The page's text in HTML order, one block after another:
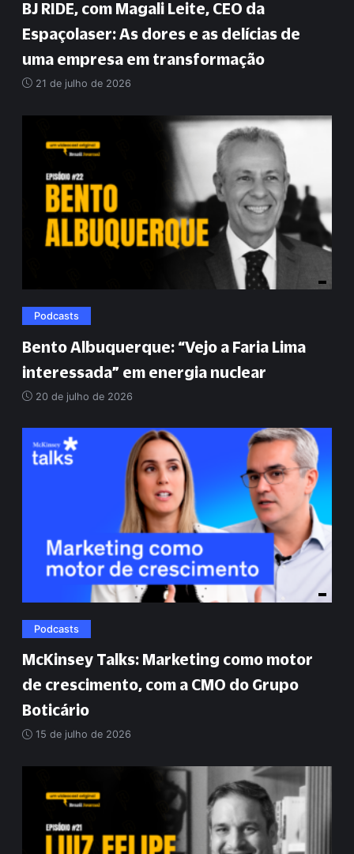
BJ RIDE, com Magali Leite, CEO da
Espaçolaser: As dores e as delícias de
uma empresa em transformação
21 de julho de 2026
Podcasts
Bento Albuquerque: “Vejo a Faria Lima
interessada” em energia nuclear
20 de julho de 2026
Podcasts
McKinsey Talks: Marketing como motor
de crescimento, com a CMO do Grupo
Boticário
15 de julho de 2026